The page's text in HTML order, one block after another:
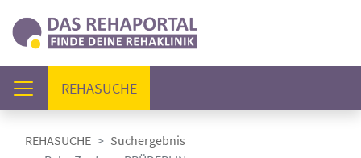
REHASUCHE(AKTUELL)
REHASUCHE
Suchergebnis